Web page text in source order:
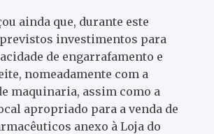
ainda que, durante este
investimentos para
de engarrafamento e
nomeadamente com a
maquinaria, assim como a
apropriado para a venda de
anexo à Loja do